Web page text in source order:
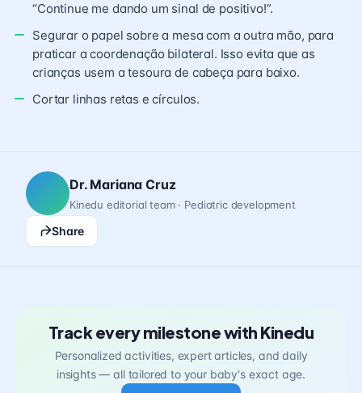
“Continue me dando um sinal de positivo!”.
Segurar o papel sobre a mesa com a outra mão, para
praticar a coordenação bilateral. Isso evita que as
crianças usem a tesoura de cabeça para baixo.
Cortar linhas retas e círculos.
Dr. Mariana Cruz
Kinedu editorial team · Pediatric development
Share
Track every milestone with Kinedu
Personalized activities, expert articles, and daily
insights — all tailored to your baby's exact age.